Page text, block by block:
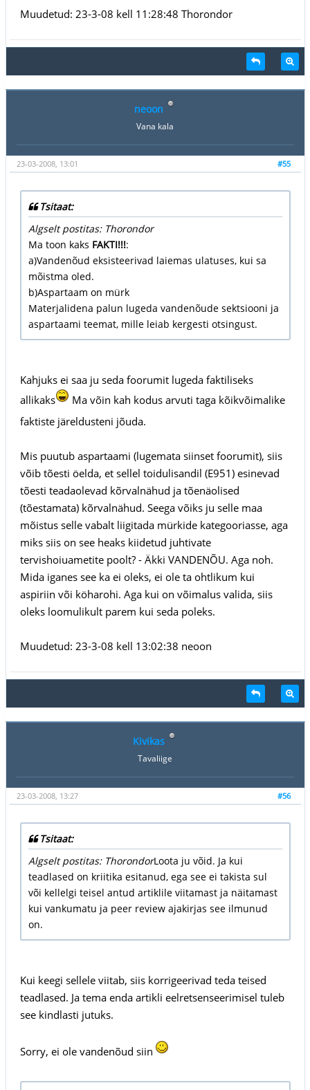
Muudetud: 23-3-08 kell 11:28:48 Thorondor
neoon
Vana kala
#55
23-03-2008, 13:01
Tsitaat:
Algselt postitas: Thorondor
Ma toon kaks FAKTI!!!:
a)Vandenõud eksisteerivad laiemas ulatuses, kui sa
mõistma oled.
b)Aspartaam on mürk
Materjalidena palun lugeda vandenõude sektsiooni ja
aspartaami teemat, mille leiab kergesti otsingust.
Kahjuks ei saa ju seda foorumit lugeda faktiliseks
allikaks
Ma võin kah kodus arvuti taga kõikvõimalike
faktiste järeldusteni jõuda.
Mis puutub aspartaami (lugemata siinset foorumit), siis
võib tõesti öelda, et sellel toidulisandil (E951) esinevad
tõesti teadaolevad kõrvalnähud ja tõenäolised
(tõestamata) kõrvalnähud. Seega võiks ju selle maa
mõistus selle vabalt liigitada mürkide kategooriasse, aga
miks siis on see heaks kiidetud juhtivate
tervishoiuametite poolt? - Äkki VANDENÕU. Aga noh.
Mida iganes see ka ei oleks, ei ole ta ohtlikum kui
aspiriin või köharohi. Aga kui on võimalus valida, siis
oleks loomulikult parem kui seda poleks.
Muudetud: 23-3-08 kell 13:02:38 neoon
Kivikas
Tavaliige
#56
23-03-2008, 13:27
Tsitaat:
Algselt postitas: ThorondorLoota ju võid. Ja kui
teadlased on kriitika esitanud, ega see ei takista sul
või kellelgi teisel antud artiklile viitamast ja näitamast
kui vankumatu ja peer review ajakirjas see ilmunud
on.
Kui keegi sellele viitab, siis korrigeerivad teda teised
teadlased. Ja tema enda artikli eelretsenseerimisel tuleb
see kindlasti jutuks.
Sorry, ei ole vandenõud siin